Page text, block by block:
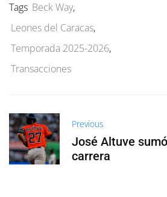
Tags Beck Way,
Leones del Caracas,
Temporada 2025-2026,
Transacciones
Previous
José Altuve
carrera